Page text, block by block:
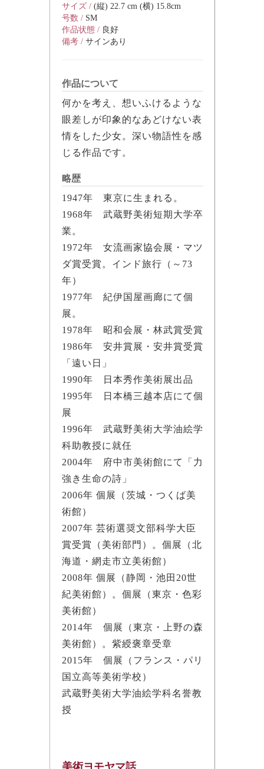
サイズ / (縦) 22.7 cm (横) 15.8cm
号数 / SM
作品状態 / 良好
備考 / サインあり
作品について
何かを考え、想いふけるような
眼差しが印象的なあどけない表
情をした少女。深い物語性を感
じる作品です。
略歴
1947年 東京に生まれる。
1968年 武蔵野美術短期大学卒
業。
1972年 女流画家協会展・マツ
ダ賞受賞。インド旅行（～73
年）
1977年 紀伊国屋画廊にて個
展。
1978年 昭和会展・林武賞受賞
1986年 安井賞展・安井賞受賞
「遠い日」
1990年 日本秀作美術展出品
1995年 日本橋三越本店にて個
展
1996年 武蔵野美術大学油絵学
科助教授に就任
2004年 府中市美術館にて「力
強き生命の詩」
2006年 個展（茨城・つくば美
術館）
2007年 芸術選奨文部科学大臣
賞受賞（美術部門）。個展（北
海道・網走市立美術館）
2008年 個展（静岡・池田20世
紀美術館）。個展（東京・色彩
美術館）
2014年 個展（東京・上野の森
美術館）。紫綬褒章受章
2015年 個展（フランス・パリ
国立高等美術学校）
武蔵野美術大学油絵学科名誉教
授